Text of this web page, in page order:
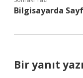
Bilgisayarda
Bir yanıt